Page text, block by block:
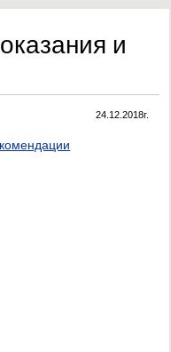
и
24.12.2018г.